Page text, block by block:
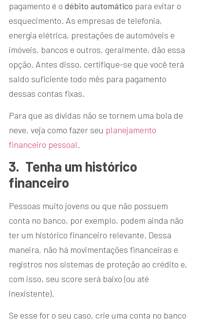
pagamento é o débito automático para evitar o
esquecimento. As empresas de telefonia,
energia elétrica, prestações de automóveis e
imóveis, bancos e outros, geralmente, dão essa
opção. Antes disso, certifique-se que você terá
saldo suficiente todo mês para pagamento
dessas contas fixas.
Para que as dívidas não se tornem uma bola de
neve, veja como fazer seu planejamento
financeiro pessoal.
3. Tenha um histórico
financeiro
Pessoas muito jovens ou que não possuem
conta no banco, por exemplo, podem ainda não
ter um histórico financeiro relevante. Dessa
maneira, não há movimentações financeiras e
registros nos sistemas de proteção ao crédito e,
com isso, seu score será baixo (ou até
inexistente).
Se esse for o seu caso, crie uma conta no banco